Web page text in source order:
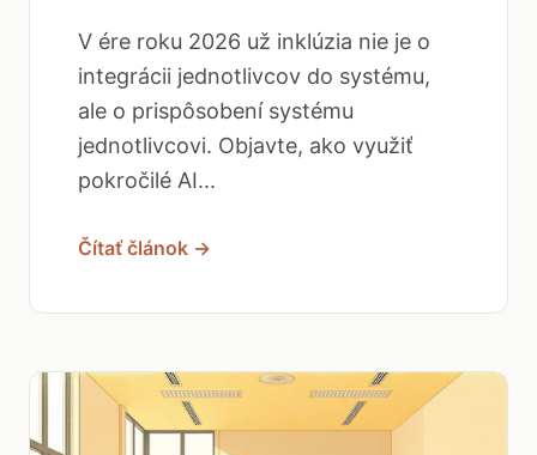
V ére roku 2026 už inklúzia nie je o
integrácii jednotlivcov do systému,
ale o prispôsobení systému
jednotlivcovi. Objavte, ako využiť
pokročilé AI...
Čítať článok →